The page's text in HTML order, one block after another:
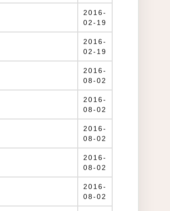
2016-
02-19
2016-
02-19
2016-
08-02
2016-
08-02
2016-
08-02
2016-
08-02
2016-
08-02